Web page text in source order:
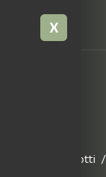
X
Prodotti